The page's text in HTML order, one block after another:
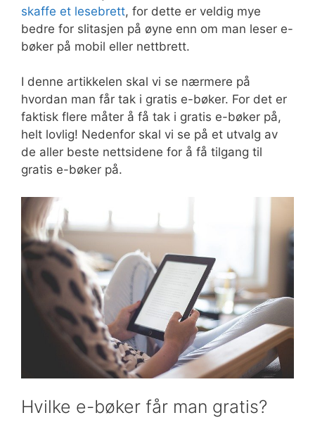
skaffe et lesebrett, for dette er veldig mye
bedre for slitasjen på øyne enn om man leser e-
bøker på mobil eller nettbrett.
I denne artikkelen skal vi se nærmere på
hvordan man får tak i gratis e-bøker. For det er
faktisk flere måter å få tak i gratis e-bøker på,
helt lovlig! Nedenfor skal vi se på et utvalg av
de aller beste nettsidene for å få tilgang til
gratis e-bøker på.
Hvilke e-bøker får man gratis?